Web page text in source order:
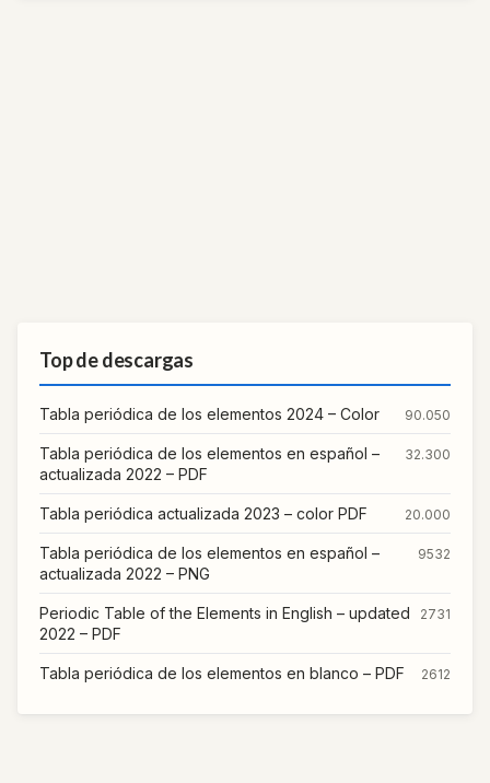
Top de descargas
Tabla periódica de los elementos 2024 – Color 90.050
Tabla periódica de los elementos en español –
actualizada 2022 – PDF
32.300
Tabla periódica actualizada 2023 – color PDF 20.000
Tabla periódica de los elementos en español –
actualizada 2022 – PNG
9532
Periodic Table of the Elements in English – updated
2022 – PDF
2731
Tabla periódica de los elementos en blanco – PDF 2612